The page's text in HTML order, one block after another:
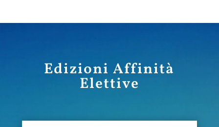
Edizioni Affinità
Elettive